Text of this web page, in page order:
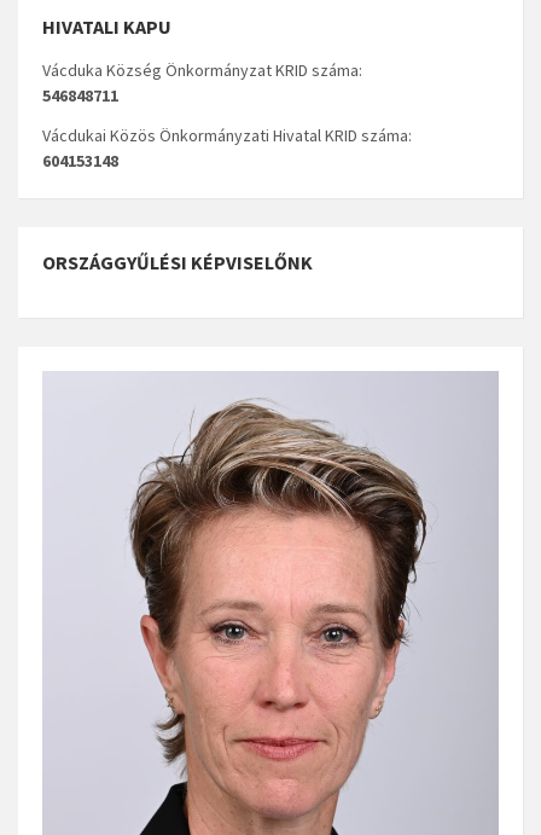
HIVATALI KAPU
Vácduka Község Önkormányzat KRID száma:
546848711
Vácdukai Közös Önkormányzati Hivatal KRID száma:
604153148
ORSZÁGGYŰLÉSI KÉPVISELŐNK